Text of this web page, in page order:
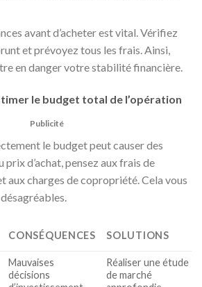
avant d’acheter est vital. Vérifiez
et prévoyez tous les frais. Ainsi,
en danger votre stabilité financière.
le budget total de l’opération
Publicité
le budget peut causer des
prix d’achat, pensez aux frais de
aux charges de copropriété. Cela vous
CONSÉQUENCES SOLUTIONS
Mauvaises
décisions
Réaliser une étude
de marché